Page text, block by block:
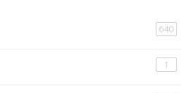
640
1